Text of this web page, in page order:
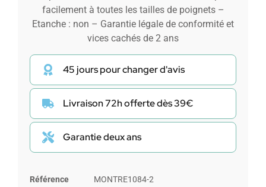
facilement à toutes les tailles de poignets –
Etanche : non – Garantie légale de conformité et
vices cachés de 2 ans
45 jours pour changer d'avis
Livraison 72h offerte dès 39€
Garantie deux ans
Référence
MONTRE1084-2